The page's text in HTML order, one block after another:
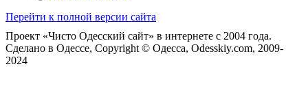
Перейти к полной версии сайта
Проект «Чисто Одесский сайт» в интернете с 2004 года.
Сделано в Одессе, Copyright © Одесса, Odesskiy.com, 2009-
2024